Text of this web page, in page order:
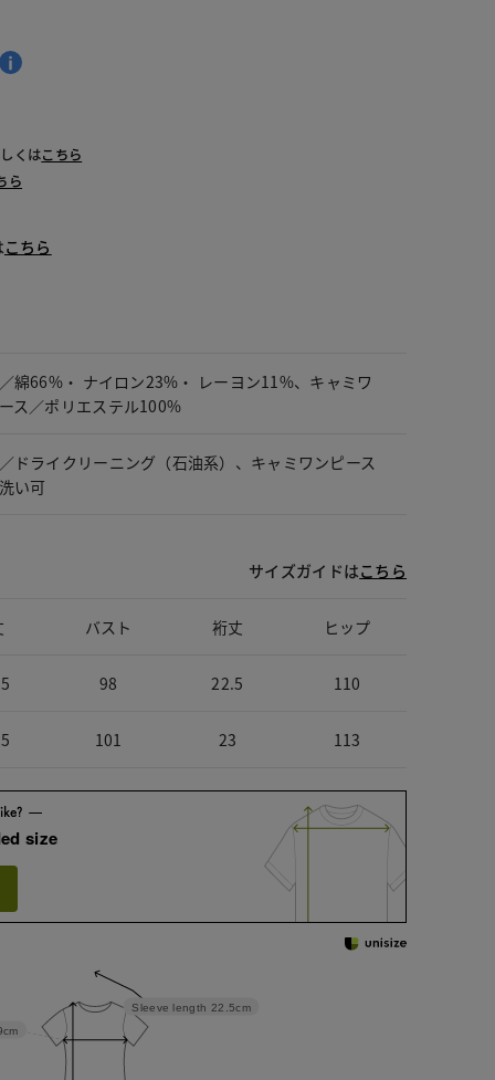
くはこちら
ら
こちら
綿66%・ ナイロン23%・ レーヨン11%、キャミワ
ス／ポリエステル100%
ドライクリーニング（石油系）、キャミワンピース
い可
サイズガイドはこちら
バスト 裄丈 ヒップ
98 22.5 110
101 23 113
size
Sleeve length 22.5cm